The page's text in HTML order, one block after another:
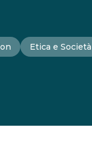
Etica e Società